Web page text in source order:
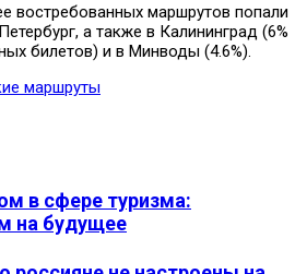
востребованных маршрутов попали
а также в Калининград (6%
билетов) и в Минводы (4.6%).
маршруты
в сфере туризма:
на будущее